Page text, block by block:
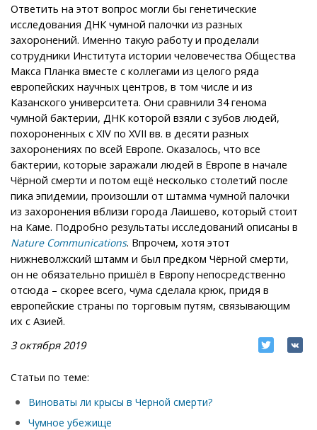
Ответить на этот вопрос могли бы генетические
исследования ДНК чумной палочки из разных
захоронений. Именно такую работу и проделали
сотрудники Института истории человечества Общества
Макса Планка вместе с коллегами из целого ряда
европейских научных центров, в том числе и из
Казанского университета. Они сравнили 34 генома
чумной бактерии, ДНК которой взяли с зубов людей,
похороненных с XIV по XVII вв. в десяти разных
захоронениях по всей Европе. Оказалось, что все
бактерии, которые заражали людей в Европе в начале
Чёрной смерти и потом ещё несколько столетий после
пика эпидемии, произошли от штамма чумной палочки
из захоронения вблизи города Лаишево, который стоит
на Каме. Подробно результаты исследований описаны в
Nature Communications. Впрочем, хотя этот
нижневолжский штамм и был предком Чёрной смерти,
он не обязательно пришёл в Европу непосредственно
отсюда – скорее всего, чума сделала крюк, придя в
европейские страны по торговым путям, связывающим
их с Азией.
3 октября 2019
Статьи по теме:
Виноваты ли крысы в Черной смерти?
Чумное убежище